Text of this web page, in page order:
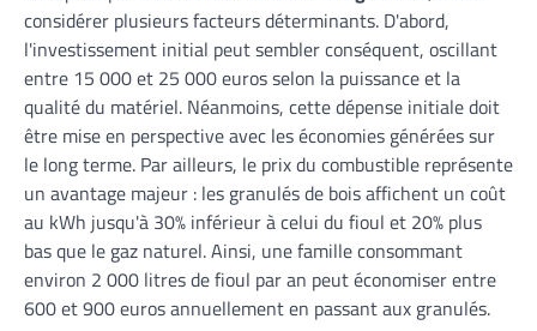
considérer plusieurs facteurs déterminants. D'abord,
l'investissement initial peut sembler conséquent, oscillant
entre 15 000 et 25 000 euros selon la puissance et la
qualité du matériel. Néanmoins, cette dépense initiale doit
être mise en perspective avec les économies générées sur
le long terme. Par ailleurs, le prix du combustible représente
un avantage majeur : les granulés de bois affichent un coût
au kWh jusqu'à 30% inférieur à celui du fioul et 20% plus
bas que le gaz naturel. Ainsi, une famille consommant
environ 2 000 litres de fioul par an peut économiser entre
600 et 900 euros annuellement en passant aux granulés.